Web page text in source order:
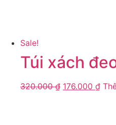
Sale!
Túi xách
320.000₫ 176.000 ₫